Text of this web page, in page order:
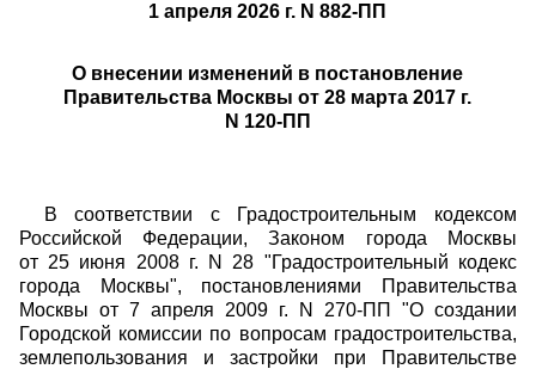
1 апреля 2026 г. N 882-ПП
О внесении изменений в постановление
Правительства Москвы от 28 марта 2017 г.
N 120-ПП
В соответствии с Градостроительным кодексом
Российской Федерации, Законом города Москвы
от 25 июня 2008 г. N 28 "Градостроительный кодекс
города Москвы", постановлениями Правительства
Москвы от 7 апреля 2009 г. N 270-ПП "О создании
Городской комиссии по вопросам градостроительства,
землепользования и застройки при Правительстве